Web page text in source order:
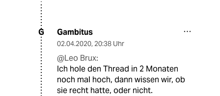
G Gambitus
02.04.2020, 20:38 Uhr
@Leo Brux:
Ich hole den Thread in 2 Monaten
noch mal hoch, dann wissen wir, ob
sie recht hatte, oder nicht.